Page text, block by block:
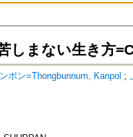
しまない生き方
ポン=Thongbunnum, Kanpol ;